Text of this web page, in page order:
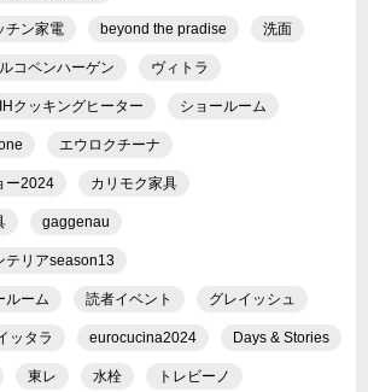
チン家電 beyond the pradise 洗面
コペンハーゲン ヴィトラ
IHクッキングヒーター ショールーム
エウロクチーナ
ー2024 カリモク家具
gaggenau
テリアseason13
ルーム 読者イベント グレイッシュ
ッタラ eurocucina2024 Days & Stories
東レ 水栓 トレビーノ